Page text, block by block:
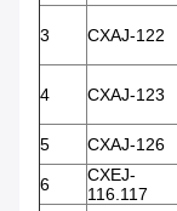
3 CXAJ-122
4 CXAJ-123
5 CXAJ-126
6
CXEJ-
116.117